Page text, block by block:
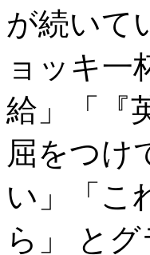
が続いて
ョッキ一
給」「『
屈をつけ
い」「こ
ら」 と